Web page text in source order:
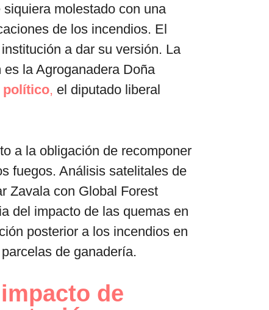
molestado con una
de los incendios. El
a dar su versión. La
la Agroganadera Doña
político, el diputado liberal
a la obligación de recomponer
fuegos. Análisis satelitales de
Zavala con Global Forest
del impacto de las quemas en
posterior a los incendios en
de ganadería.
de